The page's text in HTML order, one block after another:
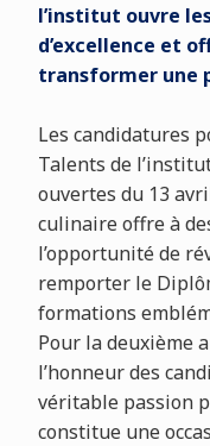
l’institut ouvre
d’excellence et
transformer une
Les candidatures
Talents de
ouvertes du 13
culinaire offre à
l’opportunité de
remporter le
formations
Pour la deuxième
l’honneur des
véritable passion
constitue une